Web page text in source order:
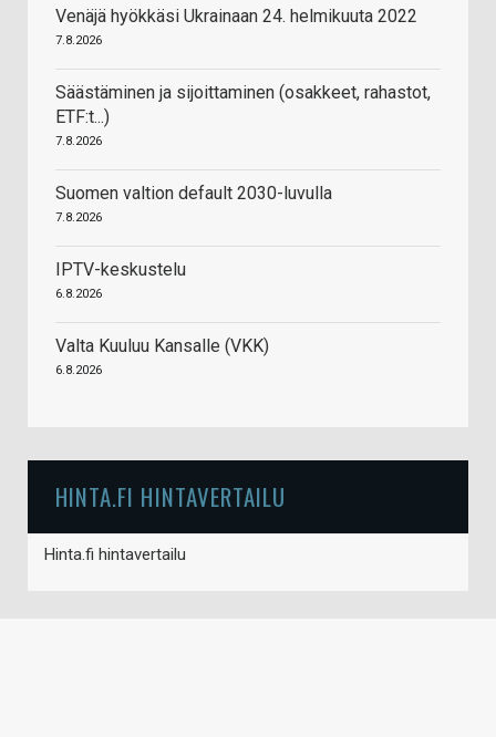
Venäjä hyökkäsi Ukrainaan 24. helmikuuta 2022
7.8.2026
Säästäminen ja sijoittaminen (osakkeet, rahastot,
ETF:t...)
7.8.2026
Suomen valtion default 2030-luvulla
7.8.2026
IPTV-keskustelu
6.8.2026
Valta Kuuluu Kansalle (VKK)
6.8.2026
HINTA.FI HINTAVERTAILU
Hinta.fi hintavertailu